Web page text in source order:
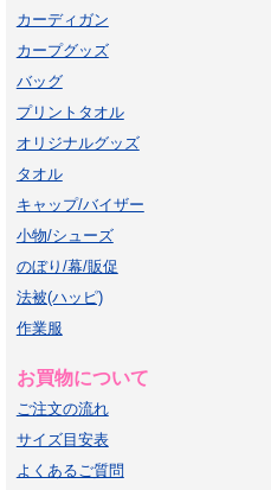
カーディガン
カープグッズ
バッグ
プリントタオル
オリジナルグッズ
タオル
キャップ/バイザー
小物/シューズ
のぼり/幕/販促
法被(ハッピ)
作業服
お買物について
ご注文の流れ
サイズ目安表
よくあるご質問